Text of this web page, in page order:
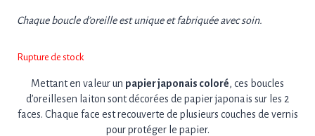
Chaque boucle d’oreille est unique et fabriquée avec soin.
Rupture de stock
Mettant en valeur un papier japonais coloré, ces boucles
d’oreillesen laiton sont décorées de papier japonais sur les 2
faces. Chaque face est recouverte de plusieurs couches de vernis
pour protéger le papier.